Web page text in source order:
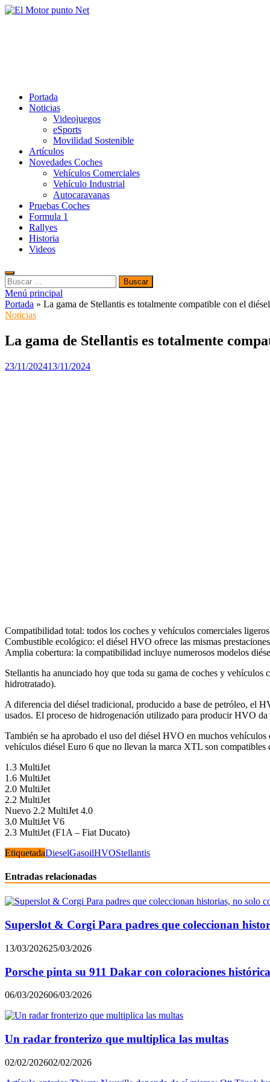
Saltar
Portada
Noticias
Videojuegos
eSports
Movilidad Sostenible
Artículos
Novedades Coches
Vehículos Comerciales
Vehículo Industrial
Autocaravanas
Pruebas Coches
Formula 1
Rallyes
Historia
Videos
Buscar:
Menú principal
Portada » La gama de Stellantis es totalmente compatible con el
Noticias
La gama de Stellantis es totalmente
23/11/202413/11/2024
Compatibilidad total: todos los coches y vehículos comerciales
Combustible ecológico: el diésel HVO ofrece las mismas
Amplia cobertura: la compatibilidad incluye numerosos modelos
Stellantis ha anunciado hoy que toda su gama de coches y
hidrotratado).
A diferencia del diésel tradicional, producido a base de petróleo, el
usados. El proceso de hidrogenación utilizado para producir HVO
También se ha aprobado el uso del diésel HVO en muchos
vehículos diésel Euro 6 que no llevan la marca XTL son
1.3 MultiJet
1.6 MultiJet
2.0 MultiJet
2.2 MultiJet
Nuevo 2.2 MultiJet 4.0
3.0 MultiJet V6
2.3 MultiJet (F1A – Fiat Ducato)
EtiquetadaDieselGasoilHVOStellantis
Entradas relacionadas
Superslot & Corgi Para padres que coleccionan
13/03/202625/03/2026
Porsche pinta su 911 Dakar con coloraciones
06/03/202606/03/2026
Un radar fronterizo que multiplica las multas
02/02/202602/02/2026